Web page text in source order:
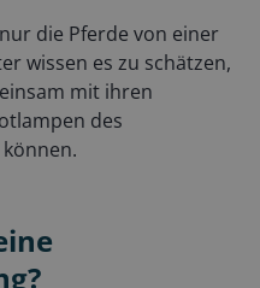
die Pferde von einer
wissen es zu schätzen,
mit ihren
des